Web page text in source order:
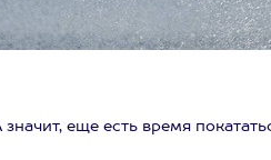
еще есть время